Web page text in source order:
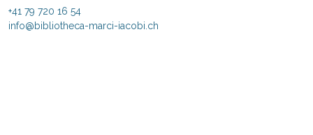
+41 79 720 16 54
info@bibliotheca-marci-iacobi.ch